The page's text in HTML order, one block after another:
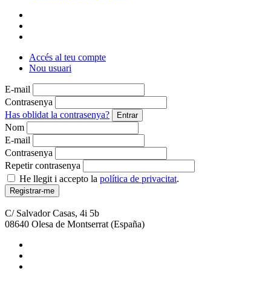
Accés al teu compte
Nou usuari
E-mail
Contrasenya
Has oblidat la contrasenya?
Nom
E-mail
Contrasenya
Repetir contrasenya
He llegit i accepto la política de privacitat.
C/ Salvador Casas, 4i 5b
08640 Olesa de Montserrat (España)